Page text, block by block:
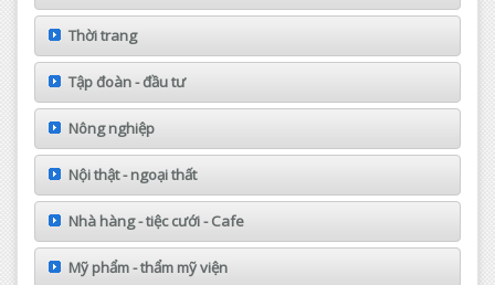
Thời trang
Tập đoàn - đầu tư
Nông nghiệp
Nội thật - ngoại thất
Nhà hàng - tiệc cưới - Cafe
Mỹ phẩm - thẩm mỹ viện